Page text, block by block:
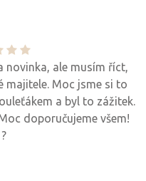
novinka, ale musím říct,
majitele. Moc jsme si to
a byl to zážitek.
doporučujeme všem!